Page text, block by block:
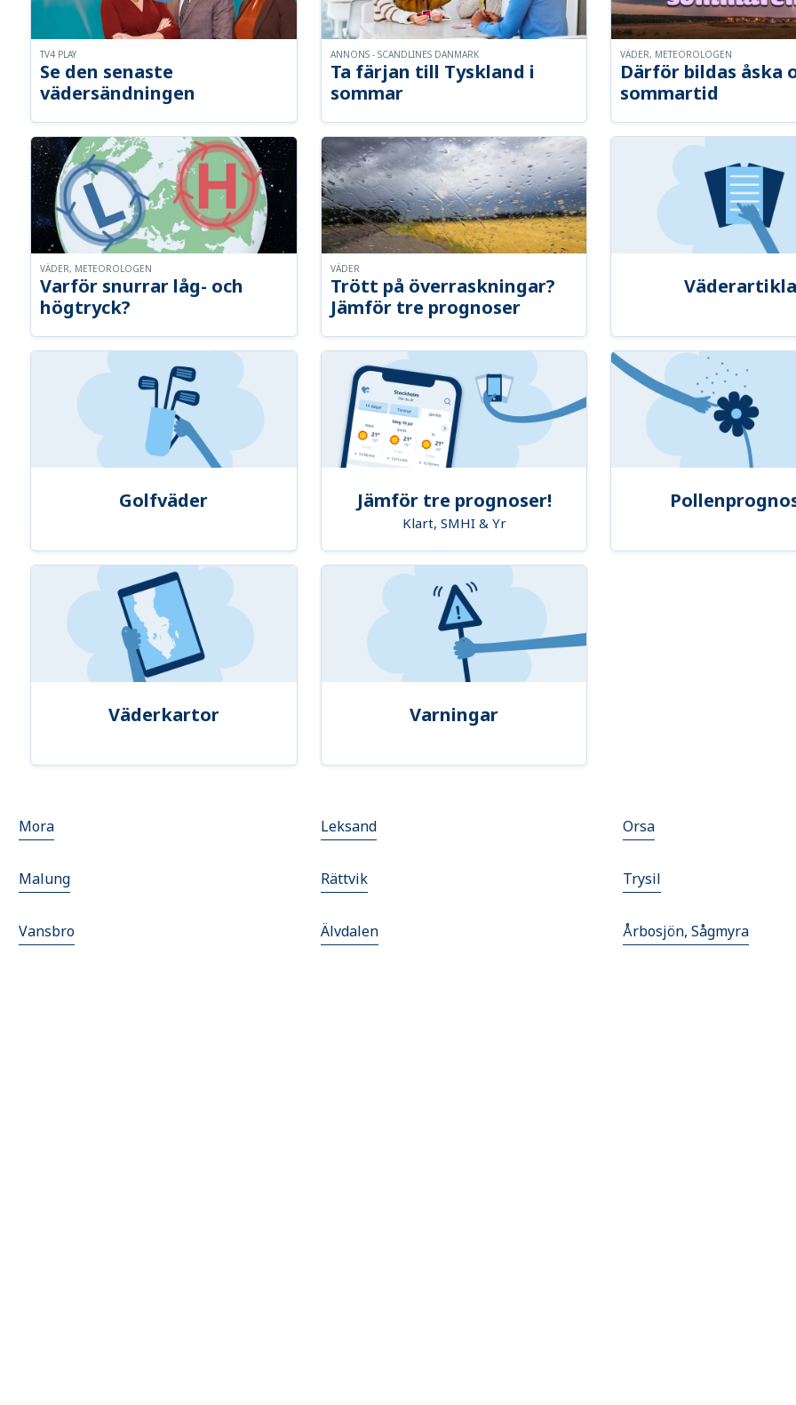
Se den senaste
vädersändningen
TV4 PLAY
Ta färjan till Tyskland i
sommar
ANNONS - SCANDLINES DANMARK
Därför bildas åska
sommartid
VÄDER, METEOROLOGEN
Varför snurrar låg- och
högtryck?
VÄDER, METEOROLOGEN
Trött på överraskningar?
Jämför tre prognoser
VÄDER
Golfväder Jämför tre prognoser!
Klart, SMHI & Yr
Väderkartor Varningar
Mora Leksand Orsa
Malung Rättvik Trysil
Vansbro Älvdalen Årbosjön, Sågmyra